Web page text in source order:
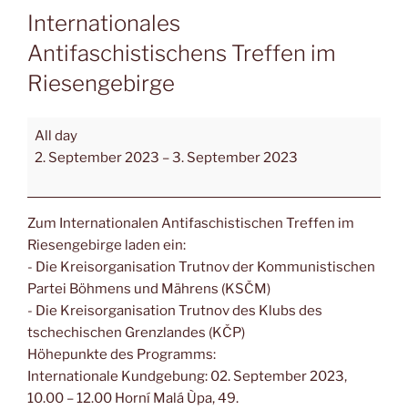
Internationales
Antifaschistischens Treffen im
Riesengebirge
All day
2. September 2023 –3. September 2023
Zum Internationalen Antifaschistischen Treffen im
Riesengebirge laden ein:
- Die Kreisorganisation Trutnov der Kommunistischen
Partei Böhmens und Mährens (KSČM)
- Die Kreisorganisation Trutnov des Klubs des
tschechischen Grenzlandes (KČP)
Höhepunkte des Programms:
Internationale Kundgebung: 02. September 2023,
10.00 – 12.00 Horní Malá Ùpa, 49.